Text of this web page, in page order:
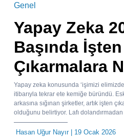
Genel
Yapay Zeka
Başında İşten
Çıkarmalara
Yapay zeka konusunda ‘işimizi
itibarıyla tekrar ete kemiğe büründü.
arkasına sığınan şirketler, artık işten
olduğunu belirtiyor. Lafı
Hasan Uğur Nayır| 19 Ocak 2026